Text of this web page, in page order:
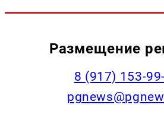
Размещение
‭8 (917) 153-